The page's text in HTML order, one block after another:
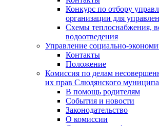
Конкурс по отбору
организации для
Схемы теплоснабжения,
водоотведения
Управление социально-
Контакты
Положение
Комиссия по делам
их прав Слюдянского
В помощь родителям
События и новости
Законодательство
О комиссии